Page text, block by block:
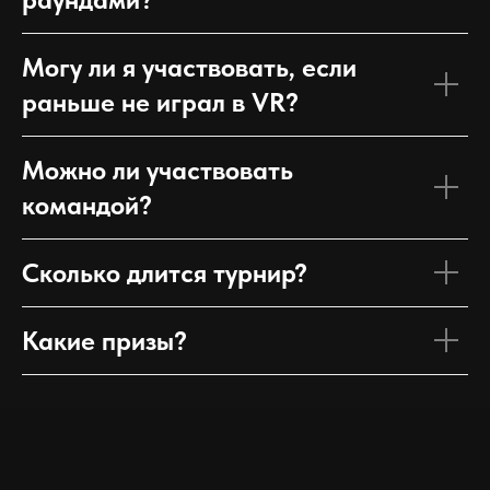
Могу ли я участвовать, если
раньше не играл в VR?
Можно ли участвовать
командой?
Сколько длится турнир?
Какие призы?